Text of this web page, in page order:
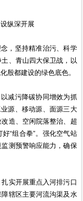
纵深开展
，坚持精准治污、科学
、青山四大保卫战，以
殷都建设的绿色底色。
减污降碳协同增效为抓
源、移动源、面源三大
造、空闲院落整治、超
“组合拳”。强化空气站
测预警响应能力，确保
实开展重点入河排污口
辖区主要河流沟渠及水